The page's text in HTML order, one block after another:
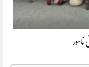
ناسور